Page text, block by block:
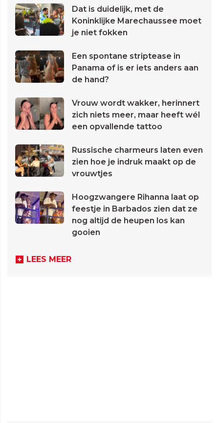
Dat is duidelijk, met de
Koninklijke Marechaussee moet
je niet fokken
Een spontane striptease in
Panama of is er iets anders aan
de hand?
Vrouw wordt wakker, herinnert
zich niets meer, maar heeft wél
een opvallende tattoo
Russische charmeurs laten even
zien hoe je indruk maakt op de
vrouwtjes
Hoogzwangere Rihanna laat op
feestje in Barbados zien dat ze
nog altijd de heupen los kan
gooien
LEES MEER